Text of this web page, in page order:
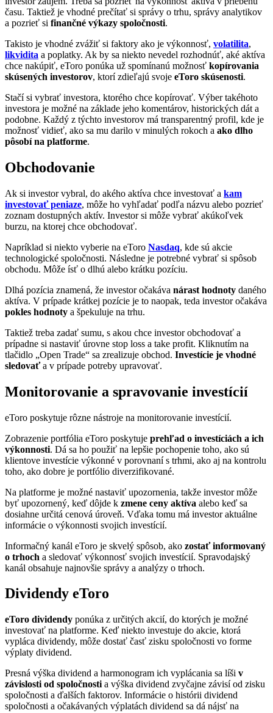
času. Taktiež je vhodné prečítať si správy o trhu, správy analytikov
a pozrieť si finančné výkazy spoločnosti.
Takisto je vhodné zvážiť si faktory ako je výkonnosť, volatilita,
likvidita a poplatky. Ak by sa niekto nevedel rozhodnúť, aké aktíva
chce nakúpiť, eToro ponúka už spomínanú možnosť kopírovania
skúsených investorov, ktorí zdieľajú svoje eToro skúsenosti.
Stačí si vybrať investora, ktorého chce kopírovať. Výber takéhoto
investora je možné na základe jeho komentárov, historických dát a
podobne. Každý z týchto investorov má transparentný profil, kde je
možnosť vidieť, ako sa mu darilo v minulých rokoch a ako dlho
pôsobí na platforme.
Obchodovanie
Ak si investor vybral, do akého aktíva chce investovať a kam
investovať peniaze, môže ho vyhľadať podľa názvu alebo pozrieť
zoznam dostupných aktív. Investor si môže vybrať akúkoľvek
burzu, na ktorej chce obchodovať.
Napríklad si niekto vyberie na eToro Nasdaq, kde sú akcie
technologické spoločnosti. Následne je potrebné vybrať si spôsob
obchodu. Môže ísť o dlhú alebo krátku pozíciu.
Dlhá pozícia znamená, že investor očakáva nárast hodnoty daného
aktíva. V prípade krátkej pozície je to naopak, teda investor očakáva
pokles hodnoty a špekuluje na trhu.
Taktiež treba zadať sumu, s akou chce investor obchodovať a
prípadne si nastaviť úrovne stop loss a take profit. Kliknutím na
tlačidlo „Open Trade“ sa zrealizuje obchod. Investície je vhodné
sledovaťa v prípade potreby upravovať.
Monitorovanie a spravovanie investícií
eToro poskytuje rôzne nástroje na monitorovanie investícií.
Zobrazenie portfólia eToro poskytuje prehľad o investíciách a ich
výkonnosti. Dá sa ho použiť na lepšie pochopenie toho, ako sú
klientove investície výkonné v porovnaní s trhmi, ako aj na kontrolu
toho, ako dobre je portfólio diverzifikované.
Na platforme je možné nastaviť upozornenia, takže investor môže
byť upozornený, keď dôjde k zmene ceny aktíva alebo keď sa
dosiahne určitá cenová úroveň. Vďaka tomu má investor aktuálne
informácie o výkonnosti svojich investícií.
Informačný kanál eToro je skvelý spôsob, ako zostať informovaný
o trhoch a sledovať výkonnosť svojich investícií. Spravodajský
kanál obsahuje najnovšie správy a analýzy o trhoch.
Dividendy eToro
eToro dividendy ponúka z určitých akcií, do ktorých je možné
investovať na platforme. Keď niekto investuje do akcie, ktorá
vypláca dividendy, môže dostať časť zisku spoločnosti vo forme
výplaty dividend.
Presná výška dividend a harmonogram ich vyplácania sa líši v
závislosti od spoločnosti a výška dividend zvyčajne závisí od zisku
spoločnosti a ďalších faktorov. Informácie o histórii dividend
spoločnosti a očakávaných výplatách dividend sa dá nájsť na